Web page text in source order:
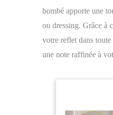
bombé apporte une
ou dressing. Grâce à
votre reflet dans
une note raffinée à